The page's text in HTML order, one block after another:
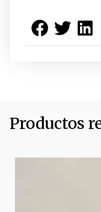
Productos